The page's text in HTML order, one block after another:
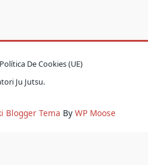
Política De Cookies (UE)
Ju Jutsu.
Blogger Tema By WP Moose